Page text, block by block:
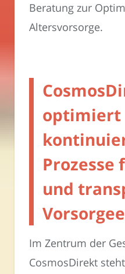
Beratung zur
Altersvorsorge.
optimiert
Prozesse
und
Im Zentrum der
CosmosDirekt